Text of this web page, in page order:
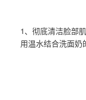
1、彻底清洁脸部
用温水结合洗面奶